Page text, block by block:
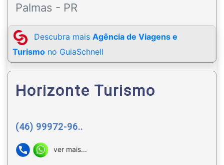
Palmas - PR
Descubra mais Agência de Viagens e
Turismo no GuiaSchnell
Horizonte Turismo
(46) 99972-96..
ver mais...